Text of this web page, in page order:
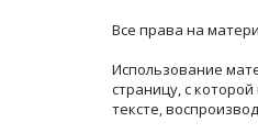
Все права на
Использование
страницу, с
тексте,